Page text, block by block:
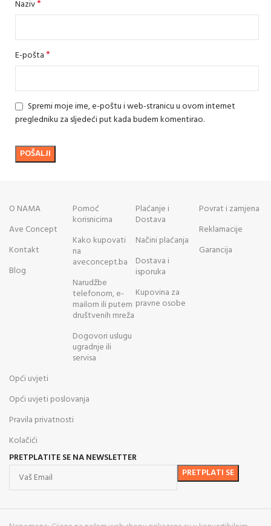
Naziv*
E-pošta*
Spremi moje ime, e-poštu i web-stranicu u ovom internet
pregledniku za sljedeći put kada budem komentirao.
O NAMA
Ave Concept
Kontakt
Blog
Pomoć
korisnicima
Kako kupovati
na
aveconcept.ba
Narudžbe
telefonom, e-
mailom ili putem
društvenih mreža
Dogovori uslugu
ugradnje ili
servisa
Plaćanje i
Dostava
Načini plaćanja
Dostava i
isporuka
Kupovina za
pravne osobe
Povrat i zamjena
Reklamacije
Garancija
Opći uvjeti
Opći uvjeti poslovanja
Pravila privatnosti
Kolačići
PRETPLATITE SE NA NEWSLETTER